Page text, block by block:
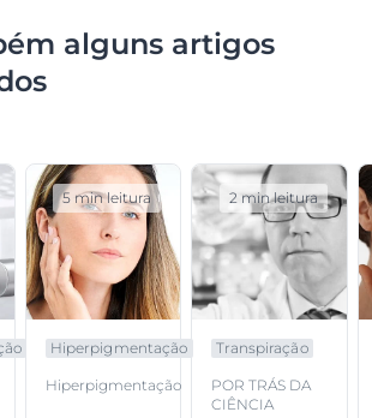
alguns artigos
Hiperpigmentação
Hiperpigmentação
5 min leitura
Transpiração
POR TRÁS DA
CIÊNCIA
2 min leitura